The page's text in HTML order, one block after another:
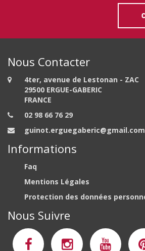
Nous Contacter
4ter, avenue de Lestonan - ZAC
29500 ERGUE-GABERIC
FRANCE
02 98 66 76 29
guinot.erguegaberic@gmail.com
Informations
Faq
Mentions Légales
Protection des données
Nous Suivre